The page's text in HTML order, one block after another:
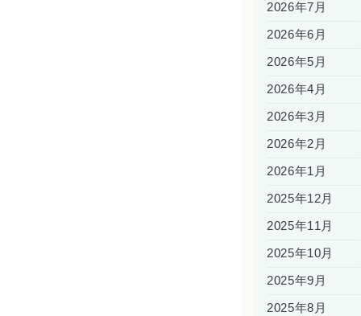
2026年7月
2026年6月
2026年5月
2026年4月
2026年3月
2026年2月
2026年1月
2025年12月
2025年11月
2025年10月
2025年9月
2025年8月